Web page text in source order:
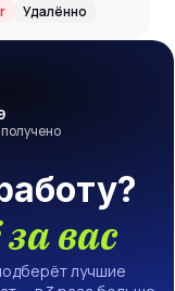
Удалённо
вас
лучшие